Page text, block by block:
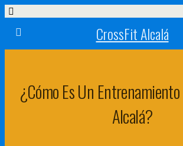
CrossFit Alcalá
¿Cómo Es Un
Alcalá?